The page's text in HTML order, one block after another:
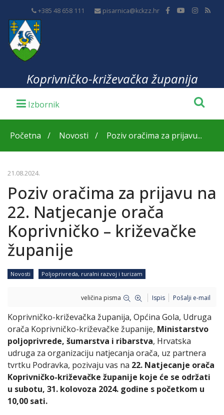
+385 48 658 111 pisarnica@kckzz.hr
Koprivničko-križevačka županija
Početna Novosti Poziv oračima za prijavu...
21.08.2024.
Poziv oračima za prijavu na
22. Natjecanje orača
Koprivničko – križevačke
županije
Novosti Poljoprivreda, ruralni razvoj i turizam
veličina pisma Ispis Pošalji e-mail
Koprivničko-križevačka županija, Općina Gola, Udruga
orača Koprivničko-križevačke županije, Ministarstvo
poljoprivrede, šumarstva i ribarstva, Hrvatska
udruga za organizaciju natjecanja orača, uz partnera
tvrtku Podravka, pozivaju vas na 22. Natjecanje orača
Koprivničko-križevačke županije koje će se održati
u subotu, 31. kolovoza 2024. godine s početkom u
10,00 sati.